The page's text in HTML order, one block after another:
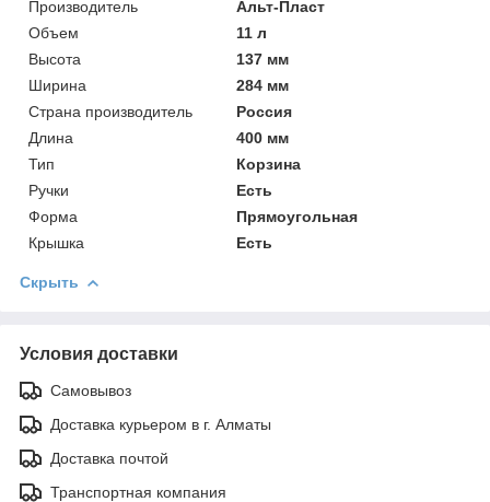
Производитель
Альт-Пласт
Объем
11 л
Высота
137 мм
Ширина
284 мм
Страна производитель
Россия
Длина
400 мм
Тип
Корзина
Ручки
Есть
Форма
Прямоугольная
Крышка
Есть
Скрыть
Условия доставки
Самовывоз
Доставка курьером в г. Алматы
Доставка почтой
Транспортная компания